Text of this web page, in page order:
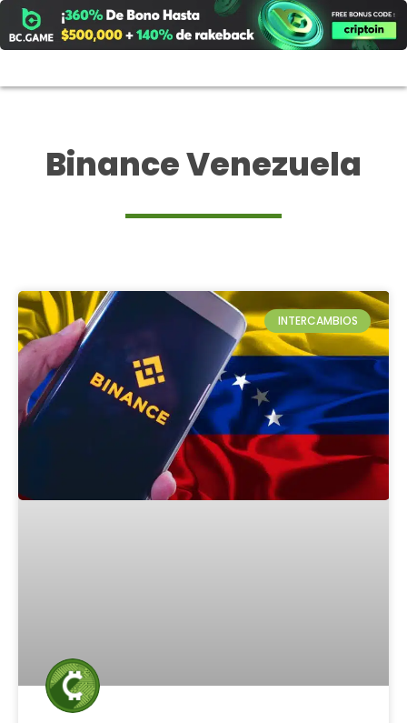
al
contenido
Binance Venezuela
INTERCAMBIOS